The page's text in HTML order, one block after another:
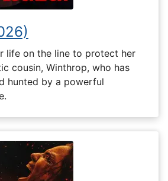
life on the line to protect her
cousin, Winthrop, who has
hunted by a powerful